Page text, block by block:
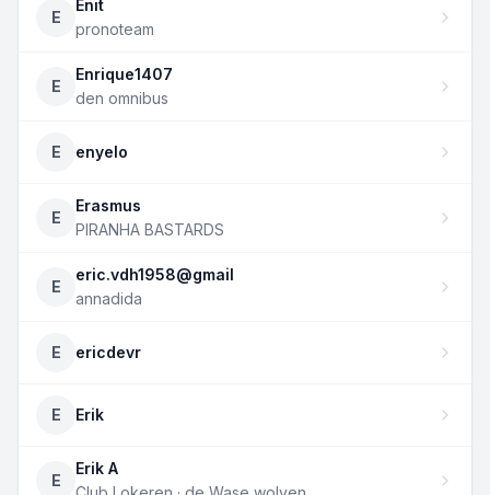
E
Enit
pronoteam
E
Enrique1407
den omnibus
E enyelo
E
Erasmus
PIRANHA BASTARDS
E
eric.vdh1958@gmail
annadida
E ericdevr
E Erik
E
Erik A